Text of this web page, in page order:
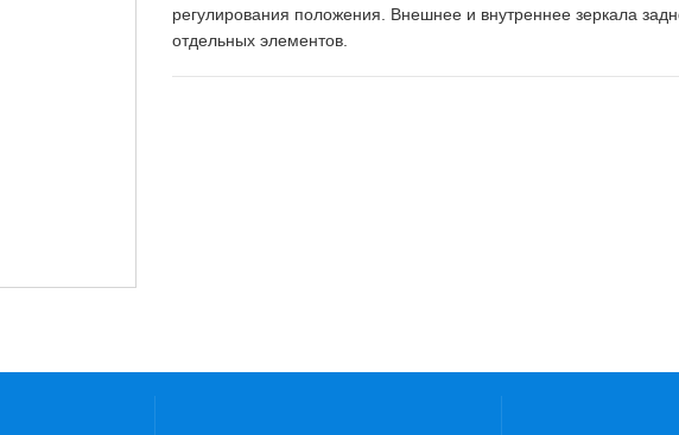
регулирования положения. Внешнее и внутреннее зеркала
отдельных элементов.